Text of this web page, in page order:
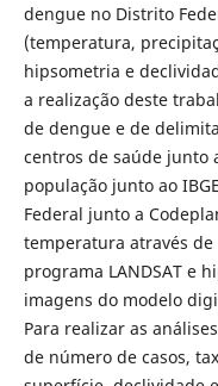
dengue no Distrito
(temperatura,
hipsometria e
a realização deste
de dengue e de
centros de saúde junto
população junto ao
Federal junto a
temperatura através
programa LANDSAT e
imagens do modelo
Para realizar as
de número de casos,